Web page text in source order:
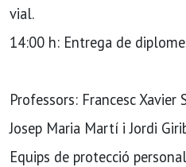
vial.
14:00 h: Entrega de
Professors: Francesc Xavier
Josep Maria Martí i Jordi
Equips de protecció